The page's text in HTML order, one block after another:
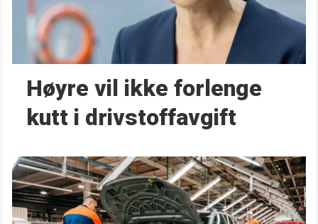
Høyre vil ikke forlenge
kutt i drivstoffavgift